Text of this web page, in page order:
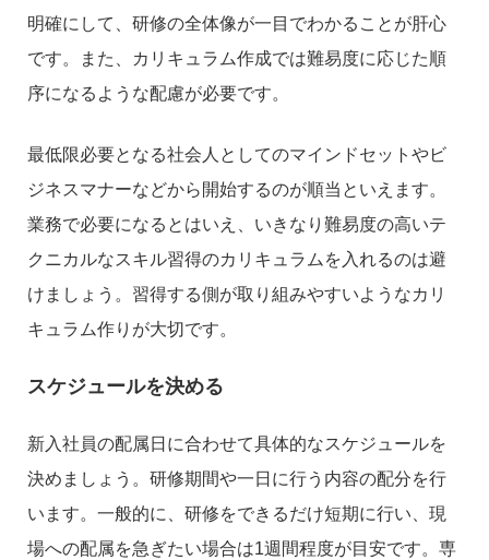
明確にして、研修の全体像が一目でわかることが肝心
です。また、カリキュラム作成では難易度に応じた順
序になるような配慮が必要です。
最低限必要となる社会人としてのマインドセットやビ
ジネスマナーなどから開始するのが順当といえます。
業務で必要になるとはいえ、いきなり難易度の高いテ
クニカルなスキル習得のカリキュラムを入れるのは避
けましょう。習得する側が取り組みやすいようなカリ
キュラム作りが大切です。
スケジュールを決める
新入社員の配属日に合わせて具体的なスケジュールを
決めましょう。研修期間や一日に行う内容の配分を行
います。一般的に、研修をできるだけ短期に行い、現
場への配属を急ぎたい場合は1週間程度が目安です。専